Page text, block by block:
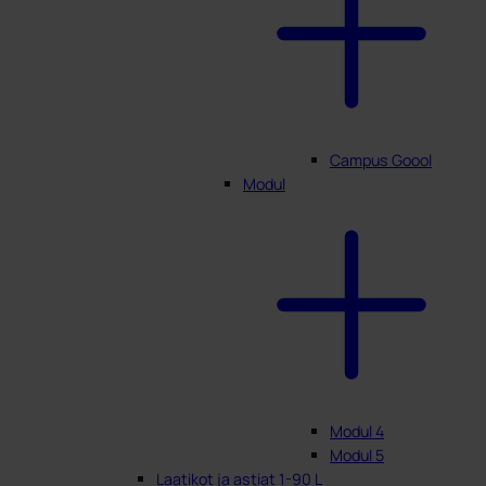
Campus Goool
Modul
Modul 4
Modul 5
Laatikot ja astiat 1-90 L